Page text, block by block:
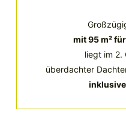
mit 95 m²
liegt im 2.
überdachter